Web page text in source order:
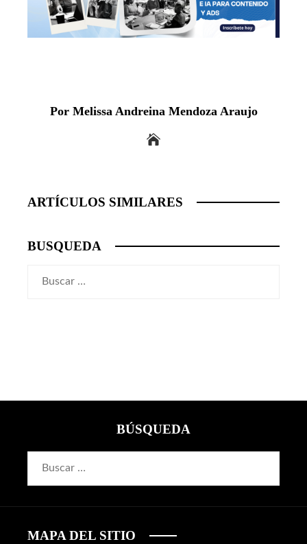
Por Melissa Andreina Mendoza Araujo
ARTÍCULOS SIMILARES
BUSQUEDA
BÚSQUEDA
MAPA DEL SITIO